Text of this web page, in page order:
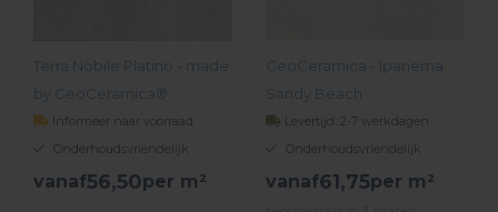
Terra Nobile Platino - made
by GeoCeramica®
Informeer naar voorraad
Onderhoudsvriendelijk
vanaf56,50per m²
GeoCeramica - Ipanema
Sandy Beach
Levertijd: 2-7 werkdagen
Onderhoudsvriendelijk
vanaf61,75per m²